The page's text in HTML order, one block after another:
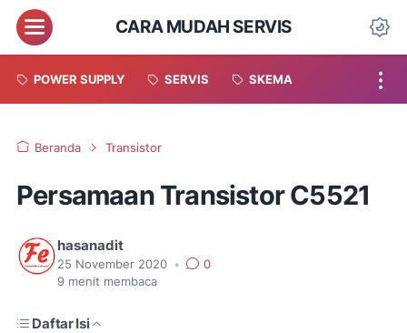
CARA MUDAH SERVIS
POWER SUPPLY SERVIS SKEMA
Beranda Transistor
Persamaan Transistor C5521
hasanadit
25 November 2020 •
0
9 menit membaca
Daftar Isi